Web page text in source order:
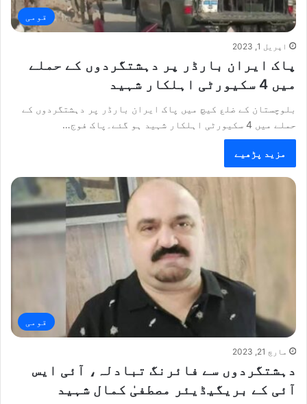
قومی
اپریل 1, 2023
پاک ایران بارڈر پر دہشتگردوں کے حملے
میں 4 سکیورٹی اہلکار شہید
بلوچستان کے ضلع کیچ میں پاک ایران بارڈر پر دہشتگردوں کے
حملے میں 4 سکیورٹی اہلکار شہید ہو گئے۔پاک فوج…
مزید پڑھیے
قومی
مارچ 21, 2023
دہشتگردوں سے فائرنگ تبادلہ، آئی ایس
آئی کے بریگیڈیئر مصطفیٰ کمال شہید